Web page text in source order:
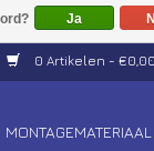
0 Artikelen - €0,00
MONTAGEMATERIAAL
Ja